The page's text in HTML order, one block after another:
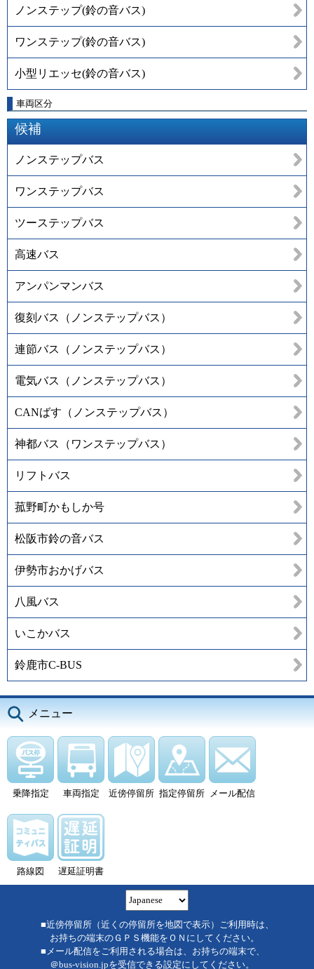
ノンステップ(鈴の音バス)
ワンステップ(鈴の音バス)
小型リエッセ(鈴の音バス)
車両区分
候補
ノンステップバス
ワンステップバス
ツーステップバス
高速バス
アンパンマンバス
復刻バス（ノンステップバス）
連節バス（ノンステップバス）
電気バス（ノンステップバス）
CANばす（ノンステップバス）
神都バス（ワンステップバス）
リフトバス
菰野町かもしか号
松阪市鈴の音バス
伊勢市おかげバス
八風バス
いこかバス
鈴鹿市C-BUS
メニュー
乗降指定 車両指定 近傍停留所 指定停留所 メール配信
路線図 遅延証明書
■近傍停留所（近くの停留所を地図で表示）ご利用時は、
お持ちの端末のＧＰＳ機能をＯＮにしてください。
■メール配信をご利用される場合は、お持ちの端末で、
＠bus-vision.jpを受信できる設定にしてください。